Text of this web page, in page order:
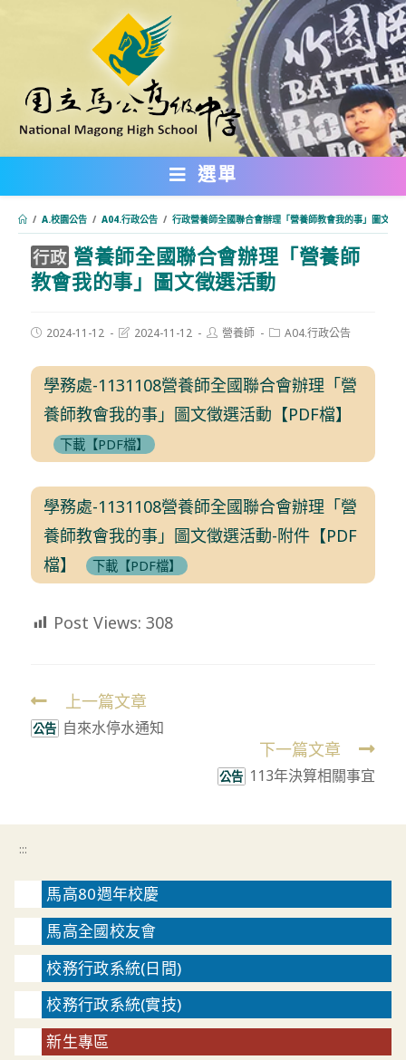
內
選單
/ A.校園公告 / A04.行政公告 / 行政營養師全國聯合會辦理「營養師教會我的事」圖文徵
行政 營養師全國聯合會辦理「營養師
教會我的事」圖文徵選活動
Post2024-11-12
Post2024-11-12
Post營養師
PostA04.行政公告
學務處-1131108營養師全國聯合會辦理「營
養師教會我的事」圖文徵選活動【PDF檔】
下載【PDF檔】
學務處-1131108營養師全國聯合會辦理「營
養師教會我的事」圖文徵選活動-附件【PDF
檔】
下載【PDF檔】
Post Views: 308
Read
more
上一篇文章
公告 自來水停水通知
下一篇文章
公告 113年決算相關事宜
:::
馬高80週年校慶
馬高全國校友會
校務行政系統(日間)
校務行政系統(實技)
新生專區